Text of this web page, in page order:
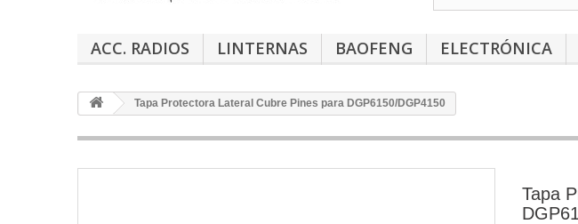
ACC. RADIOS LINTERNAS BAOFENG ELECTRÓNICA
Tapa Protectora Lateral Cubre Pines para DGP6150/DGP4150
Tapa